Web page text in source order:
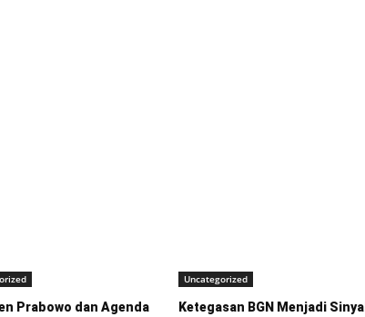
Prabowo dan Agenda
Uncategorized
Ketegasan BGN Menjadi Sinyal